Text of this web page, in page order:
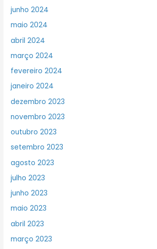
junho 2024
maio 2024
abril 2024
março 2024
fevereiro 2024
janeiro 2024
dezembro 2023
novembro 2023
outubro 2023
setembro 2023
agosto 2023
julho 2023
junho 2023
maio 2023
abril 2023
março 2023